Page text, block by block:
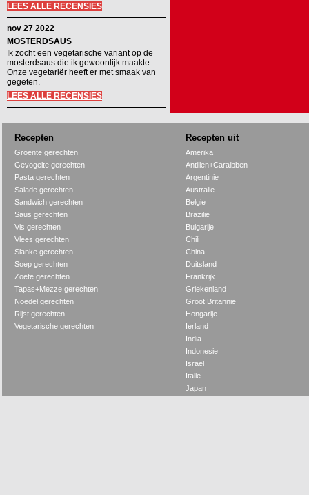
LEES ALLE RECENSIES
nov 27 2022
MOSTERDSAUS
Ik zocht een vegetarische variant op de
mosterdsaus die ik gewoonlijk maakte.
Onze vegetariër heeft er met smaak van
gegeten.
LEES ALLE RECENSIES
Recepten Recepten uit
Groente gerechten
Gevogelte gerechten
Pasta gerechten
Salade gerechten
Sandwich gerechten
Saus gerechten
Vis gerechten
Vlees gerechten
Slanke gerechten
Soep gerechten
Zoete gerechten
Tapas+Mezze gerechten
Noedel gerechten
Rijst gerechten
Vegetarische gerechten
Amerika
Antillen+Caraibben
Argentinie
Australie
Belgie
Brazilie
Bulgarije
Chili
China
Duitsland
Frankrijk
Griekenland
Groot Britannie
Hongarije
Ierland
India
Indonesie
Israel
Italie
Japan